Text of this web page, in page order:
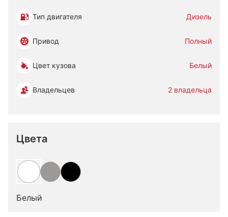
Тип двигателя Дизель
Привод Полный
Цвет кузова Белый
Владельцев 2 владельца
Цвета
Белый